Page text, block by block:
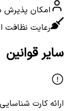
امکان پذیرش
رعایت نظافت
سایر قوانین
ارائه کارت